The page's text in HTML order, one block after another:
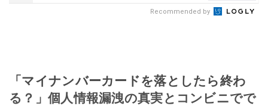
Recommended by
「マイナンバーカードを落としたら終わ
る？」個人情報漏洩の真実とコンビニでで